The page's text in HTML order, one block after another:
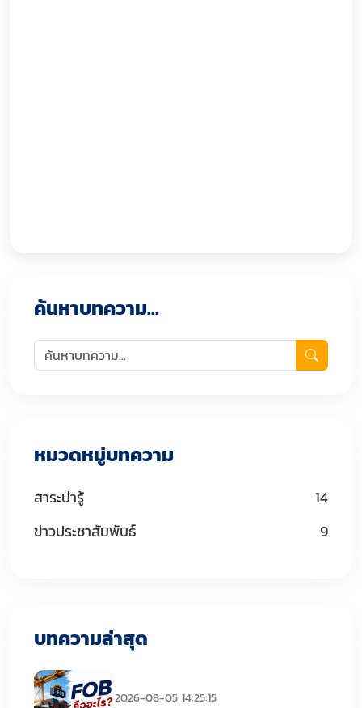
ค้นหาบทความ...
หมวดหมู่บทความ
สาระน่ารู้
14
ข่าวประชาสัมพันธ์
9
บทความล่าสุด
2026-08-05 14:25:15